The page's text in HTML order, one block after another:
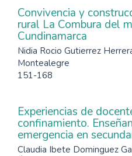
Convivencia y
rural La Combura del
Cundinamarca
Nidia Rocio Gutierrez
Montealegre
151-168
Experiencias de
confinamiento.
emergencia en
Claudia Ibete Dominguez